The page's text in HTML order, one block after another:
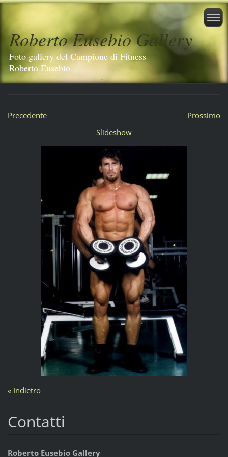
Roberto Eusebio Gallery
Foto gallery del Campione di Fitness
Roberto Eusebio
Precedente
Prossimo
Slideshow
« Indietro
Contatti
Roberto Eusebio Gallery